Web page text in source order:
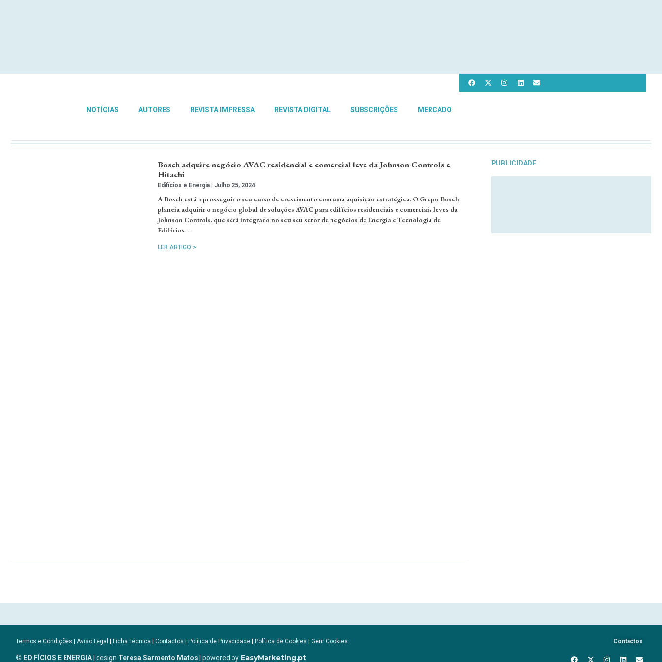
NOTÍCIAS AUTORES REVISTA IMPRESSA REVISTA DIGITAL SUBSCRIÇÕES MERCADO
Bosch adquire negócio AVAC residencial e comercial leve da Johnson Controls e
Hitachi
Edifícios e Energia Julho 25, 2024
A Bosch está a prosseguir o seu curso de crescimento com uma aquisição estratégica. O Grupo Bosch
planeia adquirir o negócio global de soluções AVAC para edifícios residenciais e comerciais leves da
Johnson Controls, que será integrado no seu seu setor de negócios de Energia e Tecnologia de
Edifícios. …
LER ARTIGO >
PUBLICIDADE
Termos e Condições | Aviso Legal | Ficha Técnica | Contactos | Política de Privacidade | Política de Cookies | Gerir Cookies
© EDIFÍCIOS E ENERGIA| design Teresa Sarmento Matos | powered by EasyMarketing.pt
Contactos